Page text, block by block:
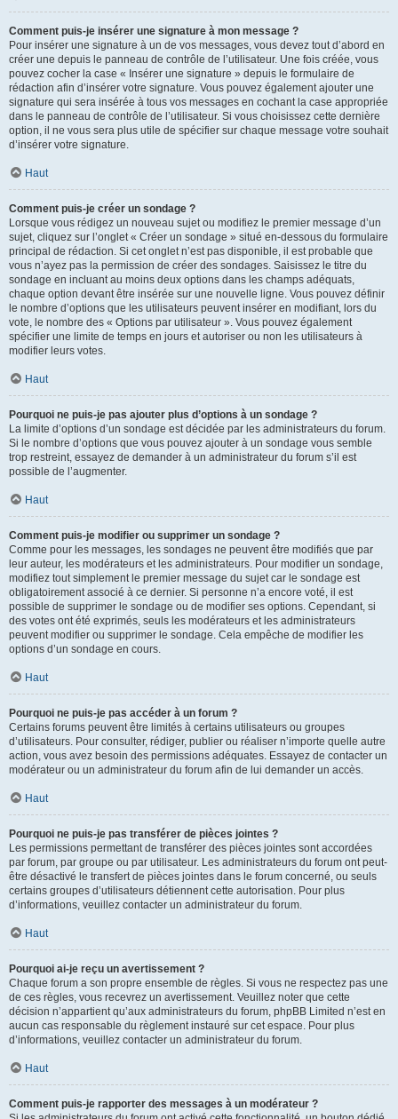
Comment puis-je insérer une signature à mon message ?
Pour insérer une signature à un de vos messages, vous devez tout d’abord en
créer une depuis le panneau de contrôle de l’utilisateur. Une fois créée, vous
pouvez cocher la case « Insérer une signature » depuis le formulaire de
rédaction afin d’insérer votre signature. Vous pouvez également ajouter une
signature qui sera insérée à tous vos messages en cochant la case appropriée
dans le panneau de contrôle de l’utilisateur. Si vous choisissez cette dernière
option, il ne vous sera plus utile de spécifier sur chaque message votre souhait
d’insérer votre signature.
Haut
Comment puis-je créer un sondage ?
Lorsque vous rédigez un nouveau sujet ou modifiez le premier message d’un
sujet, cliquez sur l’onglet « Créer un sondage » situé en-dessous du formulaire
principal de rédaction. Si cet onglet n’est pas disponible, il est probable que
vous n’ayez pas la permission de créer des sondages. Saisissez le titre du
sondage en incluant au moins deux options dans les champs adéquats,
chaque option devant être insérée sur une nouvelle ligne. Vous pouvez définir
le nombre d’options que les utilisateurs peuvent insérer en modifiant, lors du
vote, le nombre des « Options par utilisateur ». Vous pouvez également
spécifier une limite de temps en jours et autoriser ou non les utilisateurs à
modifier leurs votes.
Haut
Pourquoi ne puis-je pas ajouter plus d’options à un sondage ?
La limite d’options d’un sondage est décidée par les administrateurs du forum.
Si le nombre d’options que vous pouvez ajouter à un sondage vous semble
trop restreint, essayez de demander à un administrateur du forum s’il est
possible de l’augmenter.
Haut
Comment puis-je modifier ou supprimer un sondage ?
Comme pour les messages, les sondages ne peuvent être modifiés que par
leur auteur, les modérateurs et les administrateurs. Pour modifier un sondage,
modifiez tout simplement le premier message du sujet car le sondage est
obligatoirement associé à ce dernier. Si personne n’a encore voté, il est
possible de supprimer le sondage ou de modifier ses options. Cependant, si
des votes ont été exprimés, seuls les modérateurs et les administrateurs
peuvent modifier ou supprimer le sondage. Cela empêche de modifier les
options d’un sondage en cours.
Haut
Pourquoi ne puis-je pas accéder à un forum ?
Certains forums peuvent être limités à certains utilisateurs ou groupes
d’utilisateurs. Pour consulter, rédiger, publier ou réaliser n’importe quelle autre
action, vous avez besoin des permissions adéquates. Essayez de contacter un
modérateur ou un administrateur du forum afin de lui demander un accès.
Haut
Pourquoi ne puis-je pas transférer de pièces jointes ?
Les permissions permettant de transférer des pièces jointes sont accordées
par forum, par groupe ou par utilisateur. Les administrateurs du forum ont peut-
être désactivé le transfert de pièces jointes dans le forum concerné, ou seuls
certains groupes d’utilisateurs détiennent cette autorisation. Pour plus
d’informations, veuillez contacter un administrateur du forum.
Haut
Pourquoi ai-je reçu un avertissement ?
Chaque forum a son propre ensemble de règles. Si vous ne respectez pas une
de ces règles, vous recevrez un avertissement. Veuillez noter que cette
décision n’appartient qu’aux administrateurs du forum, phpBB Limited n’est en
aucun cas responsable du règlement instauré sur cet espace. Pour plus
d’informations, veuillez contacter un administrateur du forum.
Haut
Comment puis-je rapporter des messages à un modérateur ?